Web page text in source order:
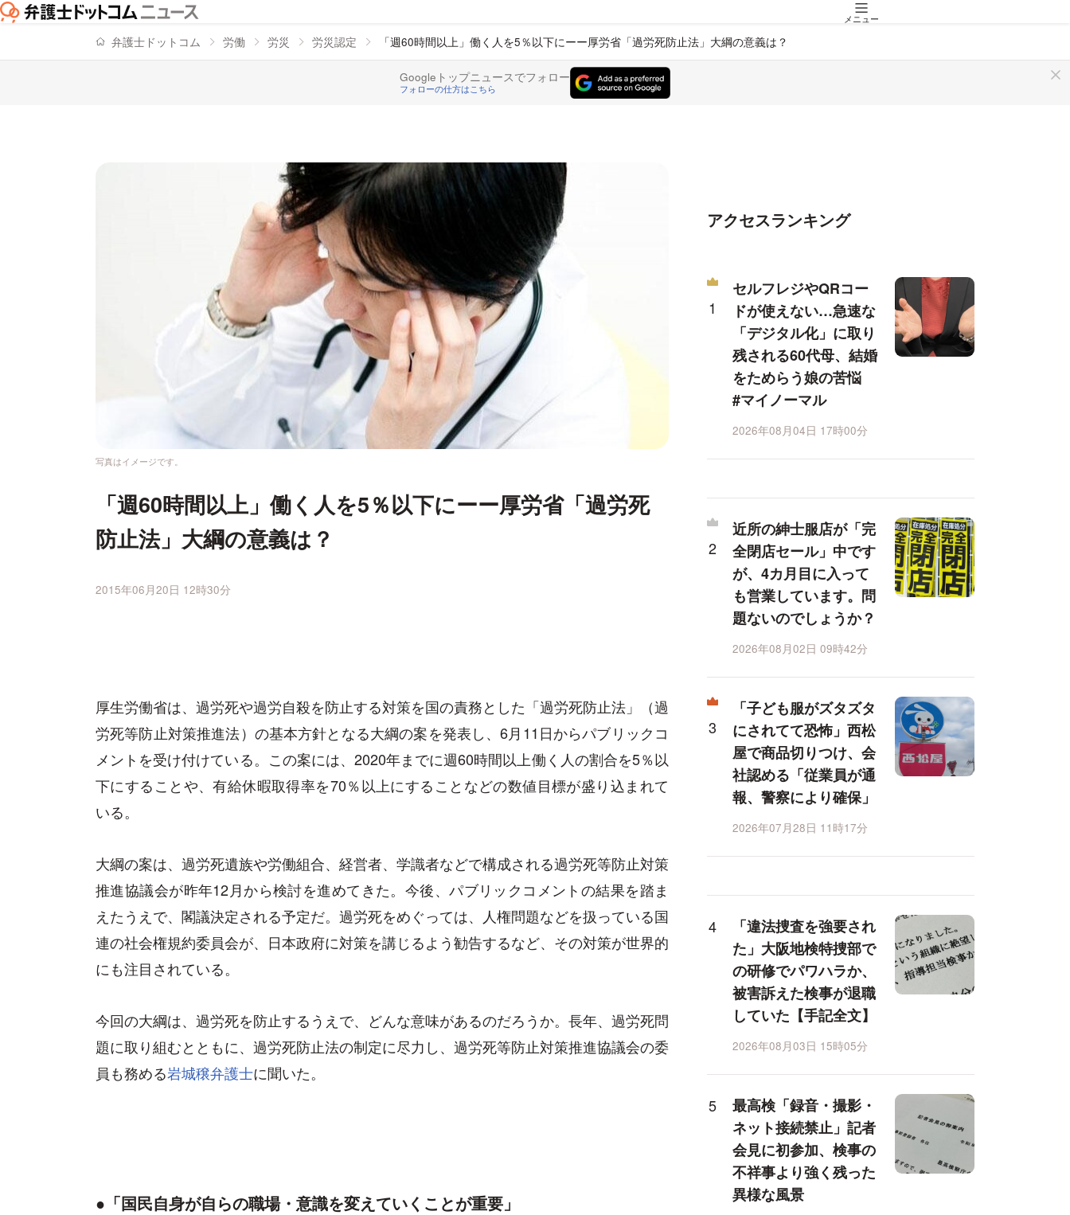
メニュー
弁護士ドットコム 労働 労災 労災認定 「週60時間以上」働く人を5％以下にーー厚労省「過労死防止法」大綱の意義は？
Googleトップニュースでフォロー
フォローの仕方はこちら
写真はイメージです。
「週60時間以上」働く人を5％以下にーー厚労省「過労死
防止法」大綱の意義は？
2015年06月20日 12時30分
厚生労働省は、過労死や過労自殺を防止する対策を国の責務とした「過労死防止法」（過
労死等防止対策推進法）の基本方針となる大綱の案を発表し、6月11日からパブリックコ
メントを受け付けている。この案には、2020年までに週60時間以上働く人の割合を5％以
下にすることや、有給休暇取得率を70％以上にすることなどの数値目標が盛り込まれて
いる。
大綱の案は、過労死遺族や労働組合、経営者、学識者などで構成される過労死等防止対策
推進協議会が昨年12月から検討を進めてきた。今後、パブリックコメントの結果を踏ま
えたうえで、閣議決定される予定だ。過労死をめぐっては、人権問題などを扱っている国
連の社会権規約委員会が、日本政府に対策を講じるよう勧告するなど、その対策が世界的
にも注目されている。
今回の大綱は、過労死を防止するうえで、どんな意味があるのだろうか。長年、過労死問
題に取り組むとともに、過労死防止法の制定に尽力し、過労死等防止対策推進協議会の委
員も務める岩城穣弁護士に聞いた。
●「国民自身が自らの職場・意識を変えていくことが重要」
アクセスランキング
セルフレジやQRコー
ドが使えない…急速な
「デジタル化」に取り
残される60代母、結婚
をためらう娘の苦悩
#マイノーマル
2026年08月04日 17時00分
近所の紳士服店が「完
全閉店セール」中です
が、4カ月目に入って
も営業しています。問
題ないのでしょうか？
2026年08月02日 09時42分
「子ども服がズタズタ
にされてて恐怖」西松
屋で商品切りつけ、会
社認める「従業員が通
報、警察により確保」
2026年07月28日 11時17分
「違法捜査を強要され
た」大阪地検特捜部で
の研修でパワハラか、
被害訴えた検事が退職
していた【手記全文】
2026年08月03日 15時05分
最高検「録音・撮影・
ネット接続禁止」記者
会見に初参加、検事の
不祥事より強く残った
異様な風景